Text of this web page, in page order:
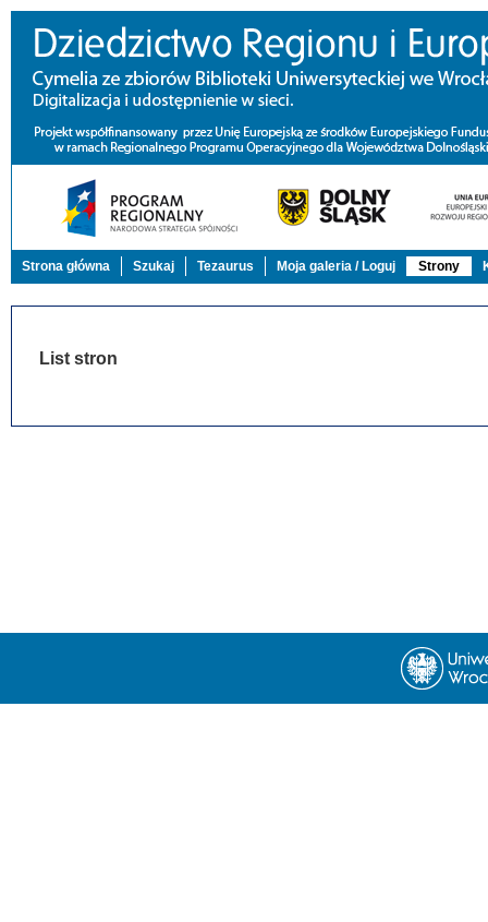
Strona główna Szukaj Tezaurus Moja galeria / Loguj Strony
List stron